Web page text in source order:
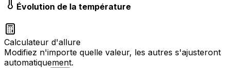
Évolution de la température
Calculateur d'allure
Modifiez n'importe quelle valeur, les autres s'ajusteront
automatiquement.